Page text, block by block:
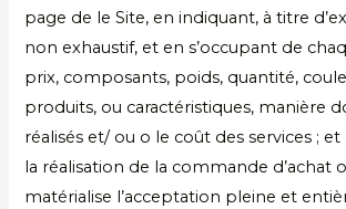
page de le Site, en indiquant, à titre
non exhaustif, et en s’occupant de
prix, composants, poids, quantité,
produits, ou caractéristiques, manière
réalisés et/ ou o le coût des services ;
la réalisation de la commande d’achat
matérialise l’acceptation pleine et